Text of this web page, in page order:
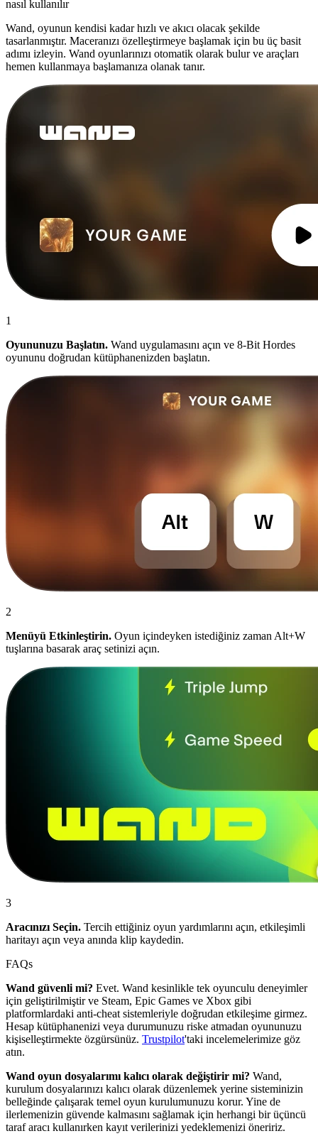
nasıl kullanılır
Wand, oyunun kendisi kadar hızlı ve akıcı olacak şekilde
tasarlanmıştır. Maceranızı özelleştirmeye başlamak için bu üç basit
adımı izleyin. Wand oyunlarınızı otomatik olarak bulur ve araçları
hemen kullanmaya başlamanıza olanak tanır.
1
Oyununuzu Başlatın. Wand uygulamasını açın ve 8-Bit Hordes
oyununu doğrudan kütüphanenizden başlatın.
2
Menüyü Etkinleştirin. Oyun içindeyken istediğiniz zaman Alt+W
tuşlarına basarak araç setinizi açın.
3
Aracınızı Seçin. Tercih ettiğiniz oyun yardımlarını açın, etkileşimli
haritayı açın veya anında klip kaydedin.
FAQs
Wand güvenli mi? Evet. Wand kesinlikle tek oyunculu deneyimler
için geliştirilmiştir ve Steam, Epic Games ve Xbox gibi
platformlardaki anti-cheat sistemleriyle doğrudan etkileşime girmez.
Hesap kütüphanenizi veya durumunuzu riske atmadan oyununuzu
kişiselleştirmekte özgürsünüz. Trustpilot'taki incelemelerimize göz
atın.
Wand oyun dosyalarımı kalıcı olarak değiştirir mi? Wand,
kurulum dosyalarınızı kalıcı olarak düzenlemek yerine sisteminizin
belleğinde çalışarak temel oyun kurulumunuzu korur. Yine de
ilerlemenizin güvende kalmasını sağlamak için herhangi bir üçüncü
taraf aracı kullanırken kayıt verilerinizi yedeklemenizi öneririz.